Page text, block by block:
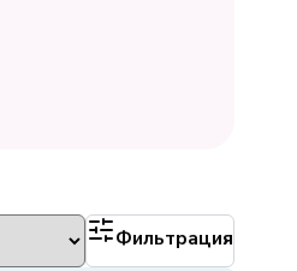
Фильтрация